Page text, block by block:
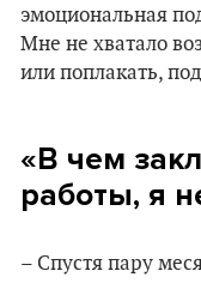
эмоциональная
Мне не хватало
или поплакать,
«В чем
работы, я
– Спустя пару